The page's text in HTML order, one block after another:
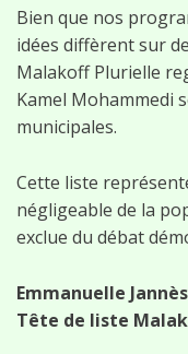
Bien que nos
idées diffèrent sur
Malakoff Plurielle
Kamel Mohammedi
municipales.
Cette liste
négligeable de la
exclue du débat
Emmanuelle Jannès
Tête de liste